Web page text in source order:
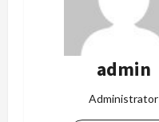
admin
Administrator